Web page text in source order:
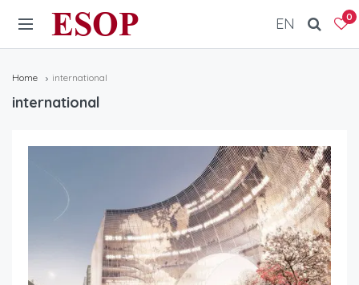
ESOP 0
EN
Home international
international